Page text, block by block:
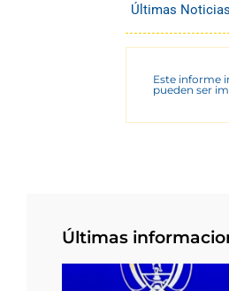
Últimas Noticias
Este informe
pueden ser
Últimas